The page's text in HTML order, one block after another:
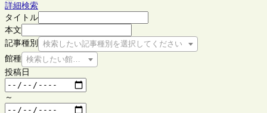
詳細検索
タイトル
本文
記事種別
検索したい記事種別を選択してください
館種 検索したい館種を選択してください
投稿日
～